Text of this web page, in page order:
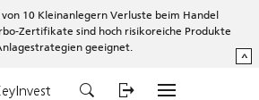
10 Kleinanlegern Verluste beim Handel
Zertifikate sind hoch risikoreiche Produkte
geeignet.
^